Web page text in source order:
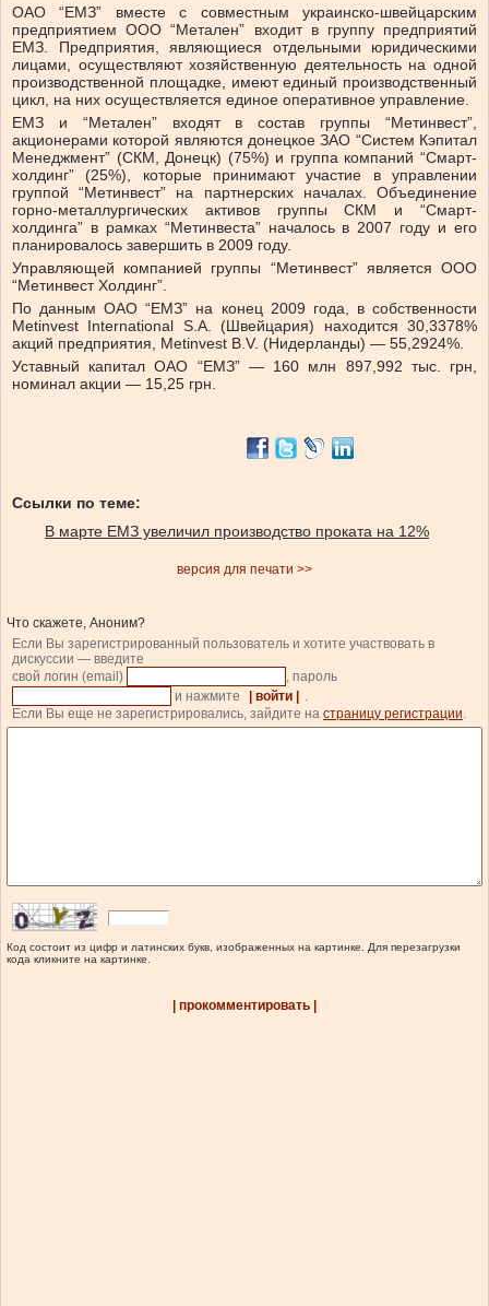
ОАО “ЕМЗ” вместе с совместным украинско-швейцарским
предприятием ООО “Метален” входит в группу предприятий
ЕМЗ. Предприятия, являющиеся отдельными юридическими
лицами, осуществляют хозяйственную деятельность на одной
производственной площадке, имеют единый производственный
цикл, на них осуществляется единое оперативное управление.
ЕМЗ и “Метален” входят в состав группы “Метинвест”,
акционерами которой являются донецкое ЗАО “Систем Кэпитал
Менеджмент” (СКМ, Донецк) (75%) и группа компаний “Смарт-
холдинг” (25%), которые принимают участие в управлении
группой “Метинвест” на партнерских началах. Объединение
горно-металлургических активов группы СКМ и “Смарт-
холдинга” в рамках “Метинвеста” началось в 2007 году и его
планировалось завершить в 2009 году.
Управляющей компанией группы “Метинвест” является ООО
“Метинвест Холдинг”.
По данным ОАО “ЕМЗ” на конец 2009 года, в собственности
Metinvest International S.A. (Швейцария) находится 30,3378%
акций предприятия, Metinvest B.V. (Нидерланды) — 55,2924%.
Уставный капитал ОАО “ЕМЗ” — 160 млн 897,992 тыс. грн,
номинал акции — 15,25 грн.
Ссылки по теме:
В марте ЕМЗ увеличил производство проката на 12%
версия для печати >>
Что скажете, Аноним?
Если Вы зарегистрированный пользователь и хотите участвовать в
дискуссии — введите
свой логин (email)
, пароль
и нажмите
| войти |
.
Если Вы еще не зарегистрировались, зайдите на страницу регистрации.
Код состоит из цифр и латинских букв, изображенных на картинке. Для перезагрузки
кода кликните на картинке.
| прокомментировать |